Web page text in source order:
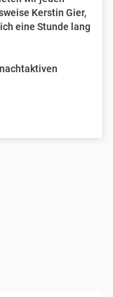
Kerstin Gier,
eine Stunde lang